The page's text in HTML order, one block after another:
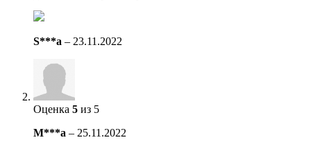
S***a – 23.11.2022
Оценка 5 из 5
М***а – 25.11.2022